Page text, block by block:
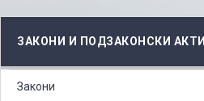
ЗАКОНИ И ПОДЗАКОНСКИ АКТИ
Закони